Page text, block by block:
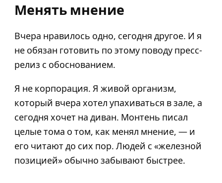
Менять мнение
Вчера нравилось одно, сегодня другое. И я
не обязан готовить по этому поводу пресс-
релиз с обоснованием.
Я не корпорация. Я живой организм,
который вчера хотел упахиваться в зале, а
сегодня хочет на диван. Монтень писал
целые тома о том, как менял мнение, — и
его читают до сих пор. Людей с «железной
позицией» обычно забывают быстрее.